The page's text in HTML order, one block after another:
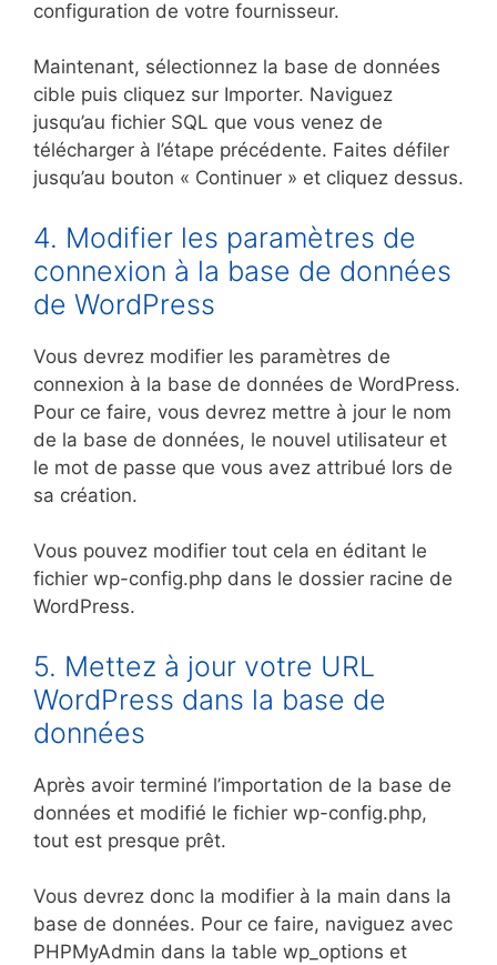
configuration de votre fournisseur.
Maintenant, sélectionnez la base de données
cible puis cliquez sur Importer. Naviguez
jusqu’au fichier SQL que vous venez de
télécharger à l’étape précédente. Faites défiler
jusqu’au bouton « Continuer » et cliquez dessus.
4. Modifier les paramètres de
connexion à la base de données
de WordPress
Vous devrez modifier les paramètres de
connexion à la base de données de WordPress.
Pour ce faire, vous devrez mettre à jour le nom
de la base de données, le nouvel utilisateur et
le mot de passe que vous avez attribué lors de
sa création.
Vous pouvez modifier tout cela en éditant le
fichier wp-config.php dans le dossier racine de
WordPress.
5. Mettez à jour votre URL
WordPress dans la base de
données
Après avoir terminé l’importation de la base de
données et modifié le fichier wp-config.php,
tout est presque prêt.
Vous devrez donc la modifier à la main dans la
base de données. Pour ce faire, naviguez avec
PHPMyAdmin dans la table wp_options et